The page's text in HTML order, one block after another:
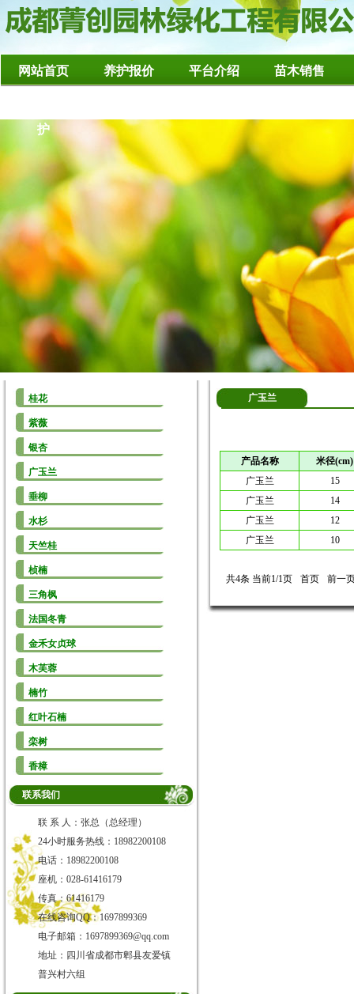
网站首页 养护报价 平台介绍 苗木销售
护
桂花
紫薇
银杏
广玉兰
垂柳
水杉
天竺桂
桢楠
三角枫
法国冬青
金禾女贞球
木芙蓉
楠竹
红叶石楠
栾树
香樟
联系我们
联 系 人：张总（总经理）
24小时服务热线：18982200108
电话：18982200108
座机：028-61416179
传真：61416179
在线咨询QQ：1697899369
电子邮箱：1697899369@qq.com
地址：四川省成都市郫县友爱镇
普兴村六组
广玉兰
产品名称
米径(cm)
广玉兰
15
广玉兰
14
广玉兰
12
广玉兰
10
共4条 当前1/1页 首页 前一